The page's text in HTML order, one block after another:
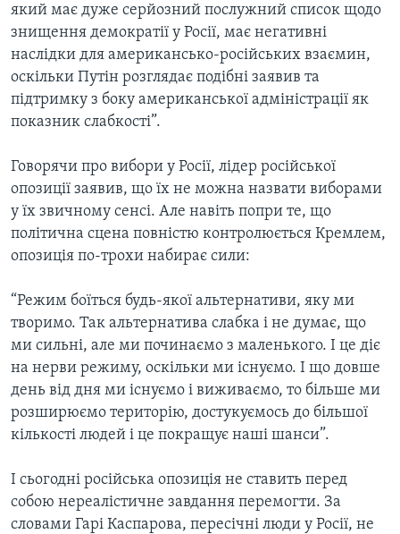
який має дуже серйозний послужний список щодо
знищення демократії у Росії, має негативні
наслідки для американсько-російських взаємин,
оскільки Путін розглядає подібні заявив та
підтримку з боку американської адміністрації як
показник слабкості”.
Говорячи про вибори у Росії, лідер російської
опозиції заявив, що їх не можна назвати виборами
у їх звичному сенсі. Але навіть попри те, що
політична сцена повністю контролюється Кремлем,
опозиція по-трохи набирає сили:
“Режим боїться будь-якої альтернативи, яку ми
творимо. Так альтернатива слабка і не думає, що
ми сильні, але ми починаємо з маленького. І це діє
на нерви режиму, оскільки ми існуємо. І що довше
день від дня ми існуємо і виживаємо, то більше ми
розширюємо територію, достукуємось до більшої
кількості людей і це покращує наші шанси”.
І сьогодні російська опозиція не ставить перед
собою нереалістичне завдання перемогти. За
словами Гарі Каспарова, пересічні люди у Росії, не